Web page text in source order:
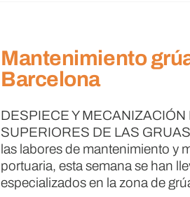
Mantenimiento
Barcelona
DESPIECE Y
SUPERIORES DE LAS
las labores de mantenimiento y
portuaria, esta semana se han
especializados en la zona de